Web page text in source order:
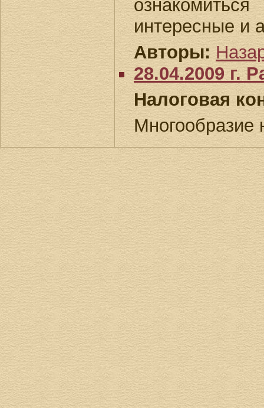
интересные и
Авторы:
28.04.2009 г.
Налоговая
Многообразие